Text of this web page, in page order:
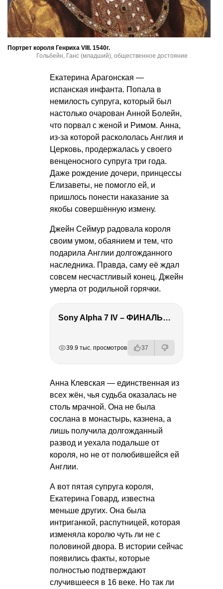
Портрет короля Генриха VIII. 1540г.
Гольбейн, Ганс (младший), общественное достояние
Екатерина Арагонская —
испанская инфанта. Попала в
немилость супруга, который был
настолько очарован Анной Болейн,
что порвал с женой и Римом. Анна,
из-за которой раскололась Англия и
Церковь, продержалась у своего
венценосного супруга три года.
Даже рождение дочери, принцессы
Елизаветы, не помогло ей, и
пришлось понести наказание за
якобы совершённую измену.
Джейн Сеймур радовала короля
своим умом, обаянием и тем, что
подарила Англии долгожданного
наследника. Правда, саму её ждал
совсем несчастливый конец. Джейн
умерла от родильной горячки.
Sony Alpha 7 IV – ФИНАЛЬНЫЙ ОБЗОР
39.9 тыс. просмотров 37
Анна Клевская — единственная из
всех жён, чья судьба оказалась не
столь мрачной. Она не была
сослана в монастырь, казнена, а
лишь получила долгожданный
развод и уехала подальше от
короля, но не от полюбившейся ей
Англии.
А вот пятая супруга короля,
Екатерина Говард, известна
меньше других. Она была
интриганкой, распутницей, которая
изменяла королю чуть ли не с
половиной двора. В истории сейчас
появились факты, которые
полностью подтверждают
случившееся в 16 веке. Но так ли